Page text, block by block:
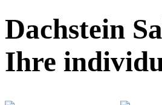
Dachstein
Ihre